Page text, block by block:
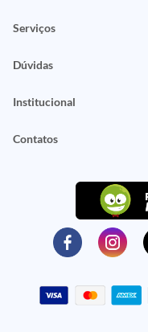
Serviços
Dúvidas
Institucional
Contatos